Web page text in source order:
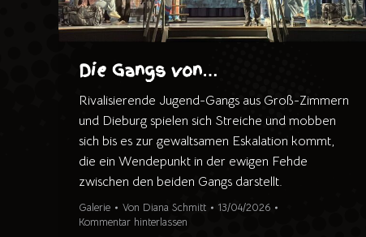
Die Gangs von…
Rivalisierende Jugend-Gangs aus Groß-Zimmern
und Dieburg spielen sich Streiche und mobben
sich bis es zur gewaltsamen Eskalation kommt,
die ein Wendepunkt in der ewigen Fehde
zwischen den beiden Gangs darstellt.
Galerie Von Diana Schmitt
13/04/2026
Kommentar hinterlassen